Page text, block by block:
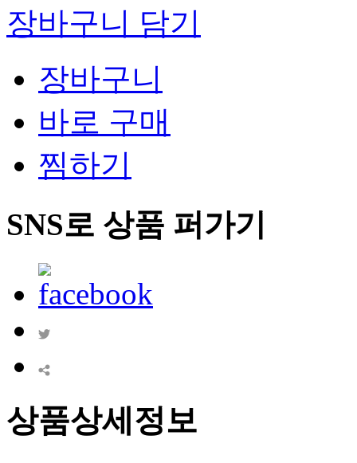
장바구니 담기
장바구니
바로 구매
찜하기
SNS로 상품 퍼가기
상품상세정보